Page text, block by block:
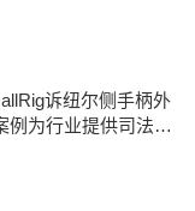
诉纽尔侧手柄外
例为行业提供司法参